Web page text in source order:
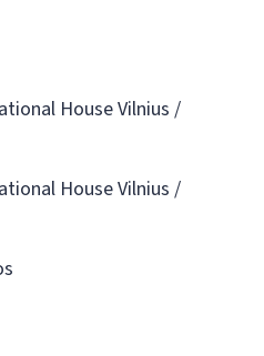
House Vilnius /
House Vilnius /